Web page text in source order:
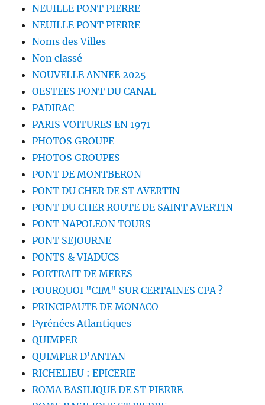
NEUILLE PONT PIERRE
NEUILLE PONT PIERRE
Noms des Villes
Non classé
NOUVELLE ANNEE 2025
OESTEES PONT DU CANAL
PADIRAC
PARIS VOITURES EN 1971
PHOTOS GROUPE
PHOTOS GROUPES
PONT DE MONTBERON
PONT DU CHER DE ST AVERTIN
PONT DU CHER ROUTE DE SAINT AVERTIN
PONT NAPOLEON TOURS
PONT SEJOURNE
PONTS & VIADUCS
PORTRAIT DE MERES
POURQUOI "CIM" SUR CERTAINES CPA ?
PRINCIPAUTE DE MONACO
Pyrénées Atlantiques
QUIMPER
QUIMPER D'ANTAN
RICHELIEU : EPICERIE
ROMA BASILIQUE DE ST PIERRE